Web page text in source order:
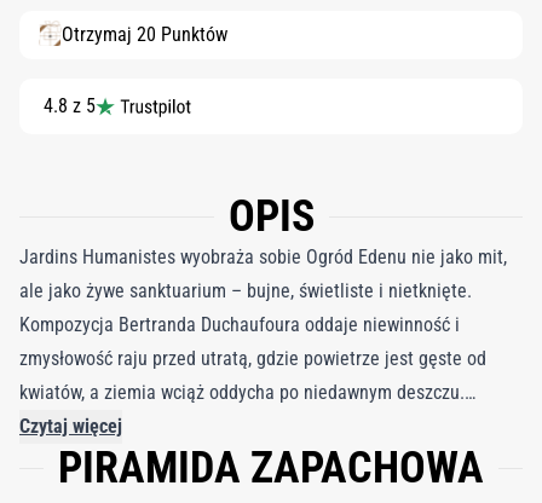
Otrzymaj 20 Punktów
4.8 z 5
OPIS
Jardins Humanistes wyobraża sobie Ogród Edenu nie jako mit,
ale jako żywe sanktuarium – bujne, świetliste i nietknięte.
Kompozycja Bertranda Duchaufoura oddaje niewinność i
zmysłowość raju przed utratą, gdzie powietrze jest gęste od
kwiatów, a ziemia wciąż oddycha po niedawnym deszczu.
Przywołuje na myśl bose stopy na wilgotnej ziemi, światło
przenikające przez ogromne liście i cichy cud świata w
Czytaj więcej
PIRAMIDA ZAPACHOWA